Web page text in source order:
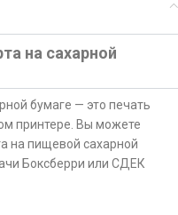
на сахарной
бумаге — это печать
принтере. Вы можете
на пищевой сахарной
Боксберри или СДЕК